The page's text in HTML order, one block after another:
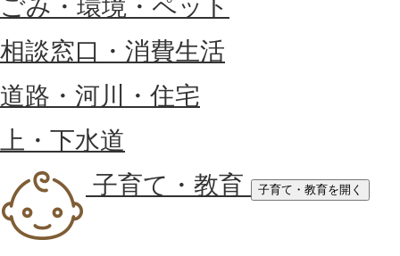
ごみ・環境・ペット
相談窓口・消費生活
道路・河川・住宅
上・下水道
子育て・教育
子育て・教育を開く